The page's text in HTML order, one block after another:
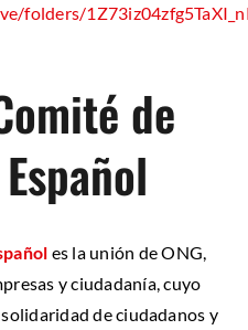
folders/
de
es la unión de ONG,
y ciudadanía, cuyo
de ciudadanos y